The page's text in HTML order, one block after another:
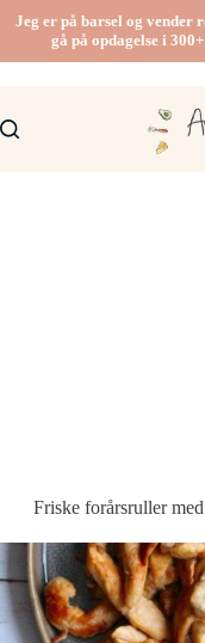
indhold
Jeg er på barsel og vender
gå på opdagelse i
Friske forårsruller